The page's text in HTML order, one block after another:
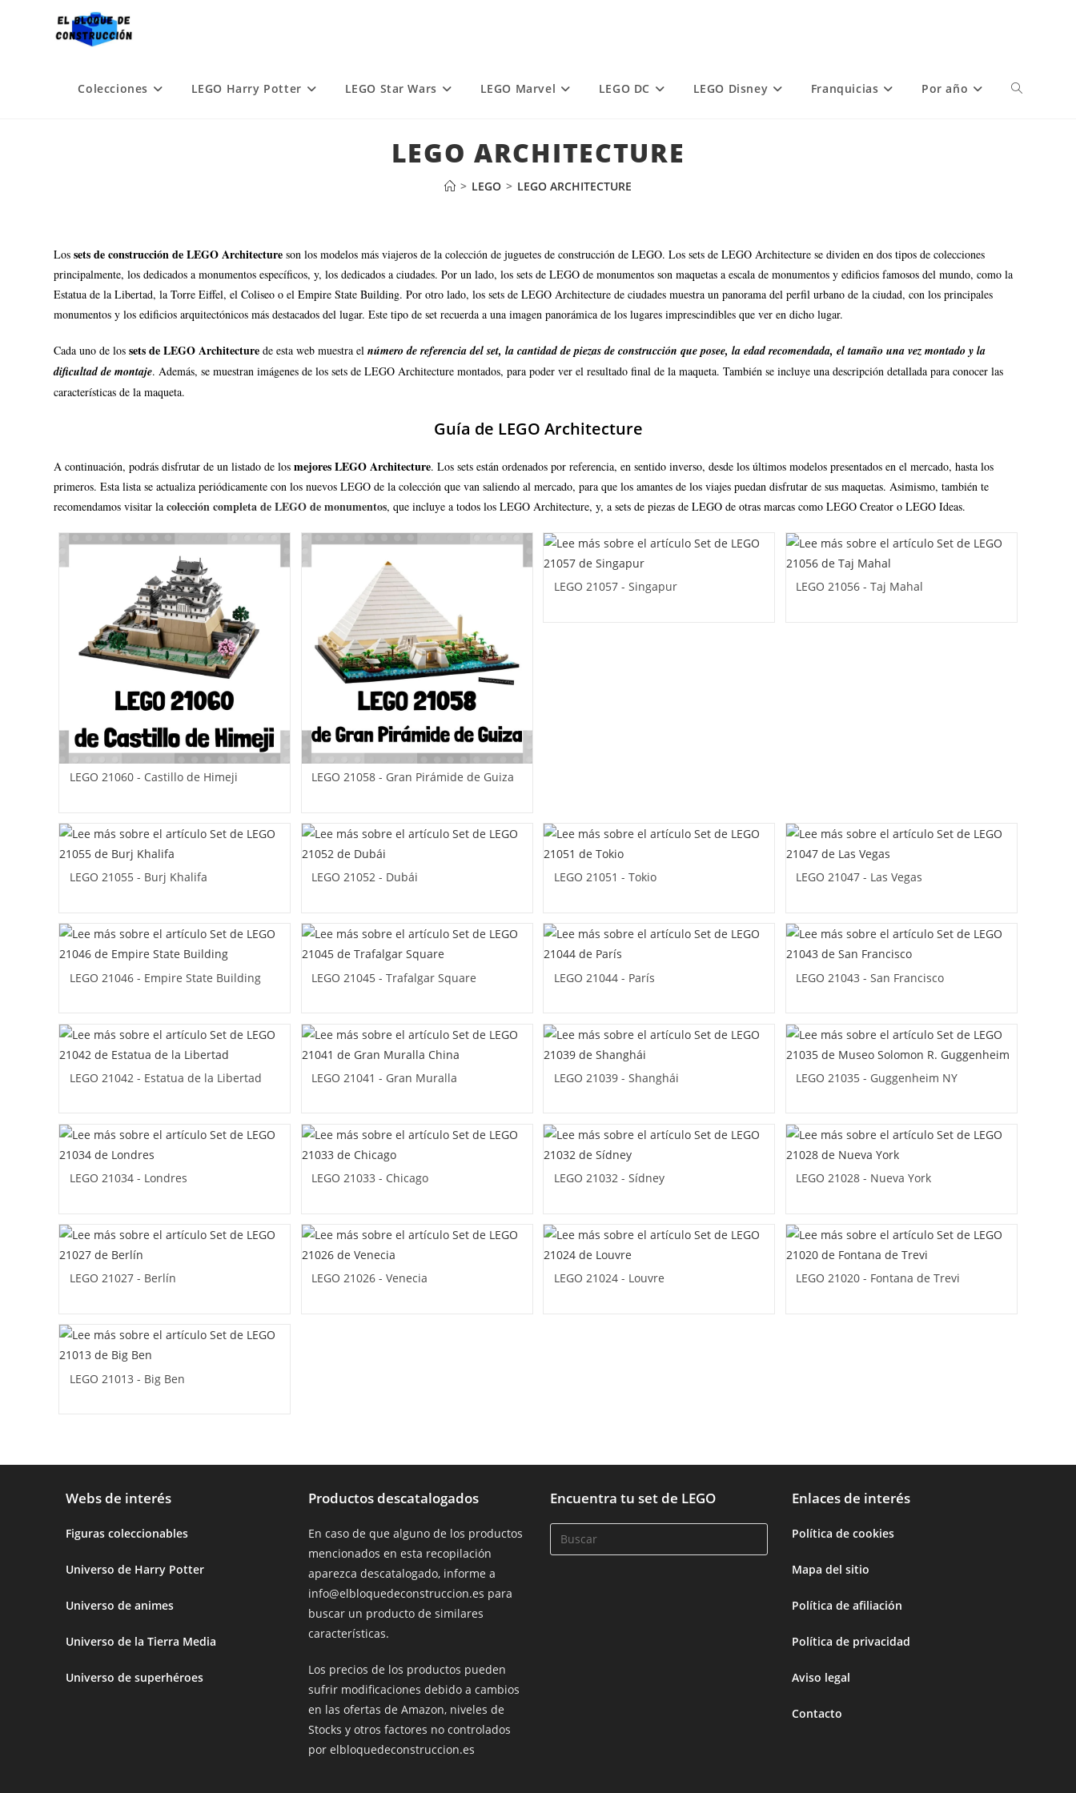
Colecciones LEGO Harry Potter LEGO Star Wars LEGO Marvel LEGO DC LEGO Disney Franquicias Por año
LEGO ARCHITECTURE
> LEGO > LEGO ARCHITECTURE
Lossets de construcción de LEGO Architectureson los modelos más viajeros de la colección de juguetes de construcción de LEGO. Los sets de LEGO Architecture se dividen en dos tipos de colecciones
principalmente, los dedicados a monumentos específicos, y, los dedicados a ciudades. Por un lado, los sets de LEGO de monumentos son maquetas a escala de monumentos y edificios famosos del mundo, como la
Estatua de la Libertad, la Torre Eiffel, el Coliseo o el Empire State Building. Por otro lado, los sets de LEGO Architecture de ciudades muestra un panorama del perfil urbano de la ciudad, con los principales
monumentos y los edificios arquitectónicos más destacados del lugar. Este tipo de set recuerda a una imagen panorámica de los lugares imprescindibles que ver en dicho lugar.
Cada uno de los sets de LEGO Architecturede esta web muestra elnúmero de referencia del set, la cantidad de piezas de construcción que posee, la edad recomendada, el tamaño una vez montado y la
dificultad de montaje. Además, se muestran imágenes de los sets de LEGO Architecture montados, para poder ver el resultado final de la maqueta. También se incluye una descripción detallada para conocer las
características de la maqueta.
Guía de LEGO Architecture
A continuación, podrás disfrutar de un listado de losmejores LEGO Architecture. Los sets están ordenados por referencia, en sentido inverso, desde los últimos modelos presentados en el mercado, hasta los
primeros. Esta lista se actualiza periódicamente con los nuevos LEGO de la colección que van saliendo al mercado, para que los amantes de los viajes puedan disfrutar de sus maquetas. Asimismo, también te
recomendamos visitar lacolección completa de LEGO de monumentos, que incluye a todos los LEGO Architecture, y, a sets de piezas de LEGO de otras marcas como LEGO Creator o LEGO Ideas.
LEGO 21060 - Castillo de Himeji LEGO 21058 - Gran Pirámide de Guiza
LEGO 21057 - Singapur LEGO 21056 - Taj Mahal
LEGO 21055 - Burj Khalifa LEGO 21052 - Dubái LEGO 21051 - Tokio LEGO 21047 - Las Vegas
LEGO 21046 - Empire State Building LEGO 21045 - Trafalgar Square LEGO 21044 - París LEGO 21043 - San Francisco
LEGO 21042 - Estatua de la Libertad LEGO 21041 - Gran Muralla LEGO 21039 - Shanghái LEGO 21035 - Guggenheim NY
LEGO 21034 - Londres LEGO 21033 - Chicago LEGO 21032 - Sídney LEGO 21028 - Nueva York
LEGO 21027 - Berlín LEGO 21026 - Venecia LEGO 21024 - Louvre LEGO 21020 - Fontana de Trevi
LEGO 21013 - Big Ben
Webs de interés
Figuras coleccionables
Universo de Harry Potter
Universo de animes
Universo de la Tierra Media
Universo de superhéroes
Productos descatalogados
En caso de que alguno de los productos
mencionados en esta recopilación
aparezca descatalogado, informe a
info@elbloquedeconstruccion.es para
buscar un producto de similares
características.
Los precios de los productos pueden
sufrir modificaciones debido a cambios
en las ofertas de Amazon, niveles de
Stocks y otros factores no controlados
por elbloquedeconstruccion.es
Encuentra tu set de LEGO Enlaces de interés
Política de cookies
Mapa del sitio
Política de afiliación
Política de privacidad
Aviso legal
Contacto